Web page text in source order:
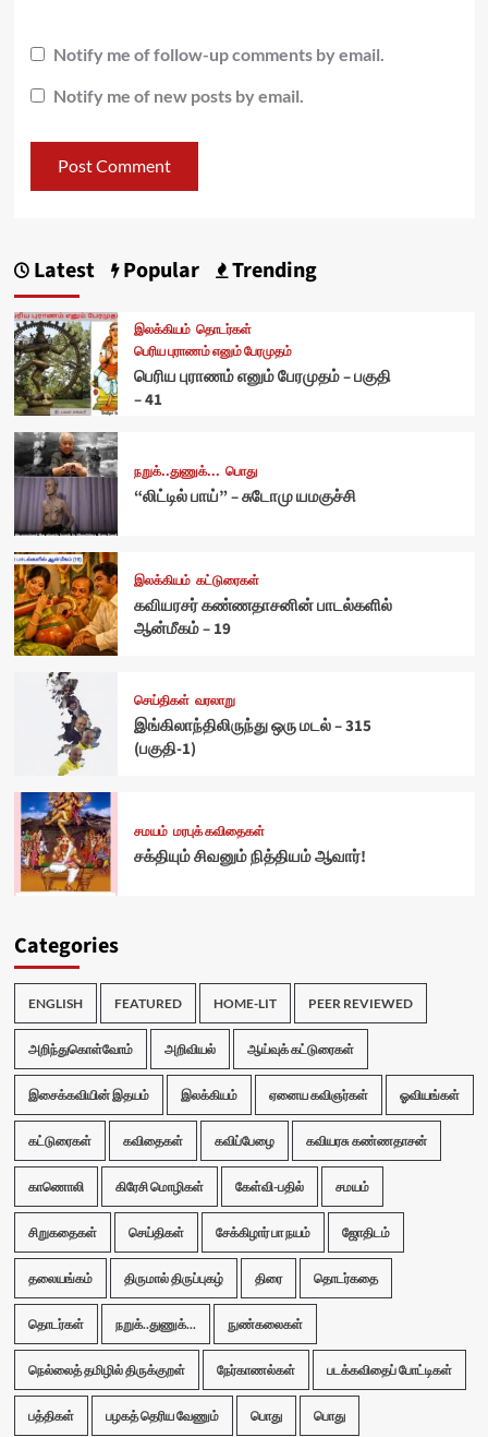
Notify me of follow-up comments by email.
Notify me of new posts by email.
Latest Popular Trending
இலக்கியம் தொடர்கள்
பெரிய புராணம் எனும் பேரமுதம்
பெரிய புராணம் எனும் பேரமுதம் – பகுதி
– 41
நறுக்..துணுக்... பொது
“லிட்டில் பாய்” – சுடோமு யமகுச்சி
இலக்கியம் கட்டுரைகள்
கவியரசர் கண்ணதாசனின் பாடல்களில்
ஆன்மீகம் – 19
செய்திகள் வரலாறு
இங்கிலாந்திலிருந்து ஒரு மடல் – 315
(பகுதி-1)
சமயம் மரபுக் கவிதைகள்
சக்தியும் சிவனும் நித்தியம் ஆவார்!
Categories
ENGLISH FEATURED HOME-LIT PEER REVIEWED
அறிந்துகொள்வோம் அறிவியல் ஆய்வுக் கட்டுரைகள்
இசைக்கவியின் இதயம் இலக்கியம் ஏனைய கவிஞர்கள் ஓவியங்கள்
கட்டுரைகள் கவிதைகள் கவிப்பேழை கவியரசு கண்ணதாசன்
காணொலி கிரேசி மொழிகள் கேள்வி-பதில் சமயம்
சிறுகதைகள் செய்திகள் சேக்கிழார் பா நயம் ஜோதிடம்
தலையங்கம் திருமால் திருப்புகழ் திரை தொடர்கதை
தொடர்கள் நறுக்..துணுக்... நுண்கலைகள்
நெல்லைத் தமிழில் திருக்குறள் நேர்காணல்கள் படக்கவிதைப் போட்டிகள்
பத்திகள் பழகத் தெரிய வேணும் பொது பொது